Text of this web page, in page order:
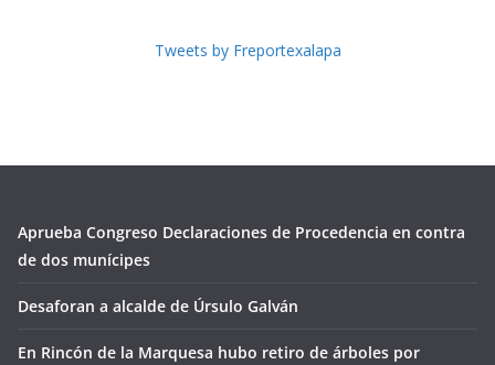
Tweets by Freportexalapa
Aprueba Congreso Declaraciones de Procedencia en contra
de dos munícipes
Desaforan a alcalde de Úrsulo Galván
En Rincón de la Marquesa hubo retiro de árboles por